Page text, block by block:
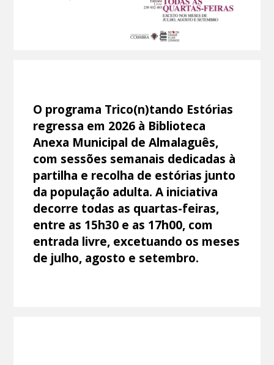
O programa Trico(n)tando Estórias
regressa em 2026 à Biblioteca
Anexa Municipal de Almalaguês,
com sessões semanais dedicadas à
partilha e recolha de estórias junto
da população adulta. A iniciativa
decorre todas as quartas-feiras,
entre as 15h30 e as 17h00, com
entrada livre, excetuando os meses
de julho, agosto e setembro.